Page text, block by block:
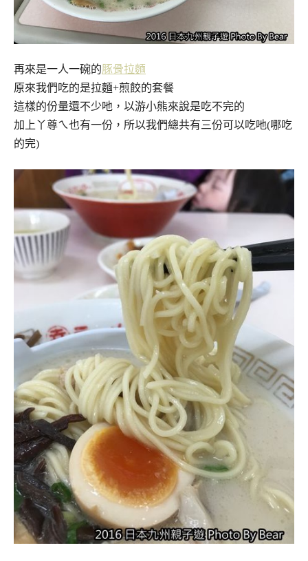
再來是一人一碗的豚骨拉麵
原來我們吃的是拉麵+煎餃的套餐
這樣的份量還不少吔，以游小熊來說是吃不完的
加上丫尊ㄟ也有一份，所以我們總共有三份可以吃吔(哪吃
的完)